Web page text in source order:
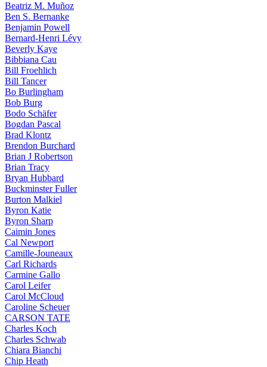
Beatriz M. Muñoz
Ben S. Bernanke
Benjamin Powell
Bernard-Henri Lévy
Beverly Kaye
Bibbiana Cau
Bill Froehlich
Bill Tancer
Bo Burlingham
Bob Burg
Bodo Schäfer
Bogdan Pascal
Brad Klontz
Brendon Burchard
Brian J Robertson
Brian Tracy
Bryan Hubbard
Buckminster Fuller
Burton Malkiel
Byron Katie
Byron Sharp
Caimin Jones
Cal Newport
Camille-Jouneaux
Carl Richards
Carmine Gallo
Carol Leifer
Carol McCloud
Caroline Scheuer
CARSON TATE
Charles Koch
Charles Schwab
Chiara Bianchi
Chip Heath